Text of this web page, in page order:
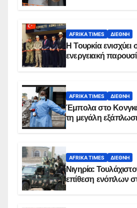
AFRIKA TIMES ΔΙΕΘΝΉ
Η Τουρκία ενισχύει
ενεργειακή
AFRIKA TIMES ΔΙΕΘΝΉ
Έμπολα στο
τη μεγάλη
AFRIKA TIMES ΔΙΕΘΝΉ
Νιγηρία:
επίθεση ενόπλων